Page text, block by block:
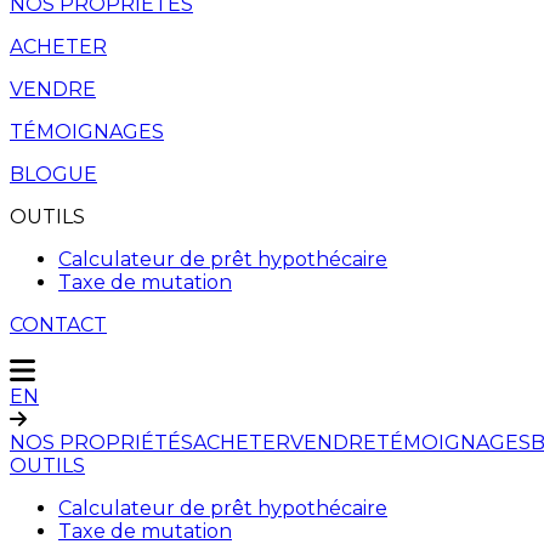
ACHETER
VENDRE
TÉMOIGNAGES
BLOGUE
OUTILS
Calculateur de prêt hypothécaire
Taxe de mutation
CONTACT
EN
NOS PROPRIÉTÉSACHETERVENDRETÉMOIGNAGES
OUTILS
Calculateur de prêt hypothécaire
Taxe de mutation